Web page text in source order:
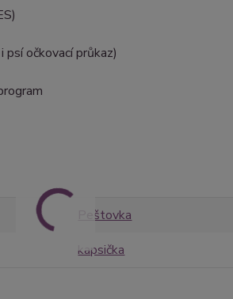
očkovací průkaz)
Peštovka
kapsička